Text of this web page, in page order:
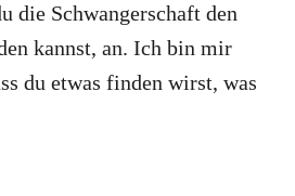
die Schwangerschaft den
kannst, an. Ich bin mir
du etwas finden wirst, was